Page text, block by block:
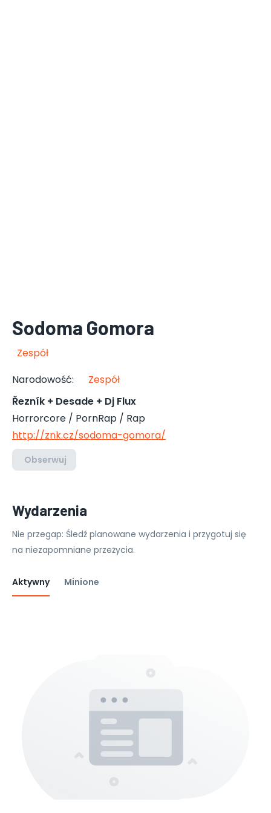
Sodoma Gomora
Zespół
Narodowość:
Zespół
Řezník + Desade + Dj Flux
Horrorcore / PornRap / Rap
http://znk.cz/sodoma-gomora/
Obserwuj
Wydarzenia
Nie przegap: Śledź planowane wydarzenia i przygotuj się
na niezapomniane przeżycia.
Aktywny Minione